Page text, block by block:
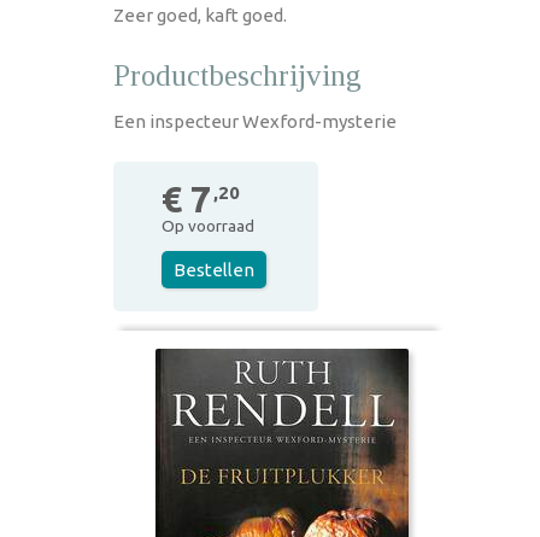
Zeer goed, kaft goed.
Productbeschrijving
Een inspecteur Wexford-mysterie
€ 7 ,20
Op voorraad
Bestellen